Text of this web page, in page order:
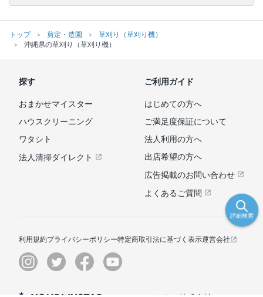
トップ 剪定・造園
草刈り（草刈り機）
沖縄県の草刈り（草刈り機）
詳細検索
探す
おまかせマイスター
ハウスクリーニング
ワタシト
法人清掃ダイレクト
ご利用ガイド
はじめての方へ
ご満足度保証について
法人利用の方へ
出店希望の方へ
広告掲載のお問い合わせ
よくあるご質問
利用規約プライバシーポリシー特定商取引法に基づく表示運営会社